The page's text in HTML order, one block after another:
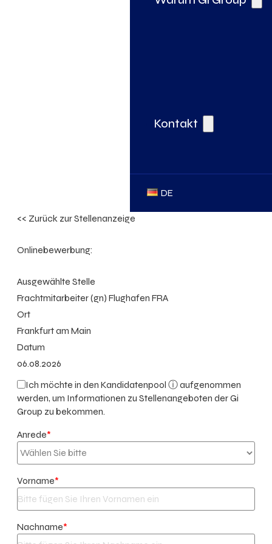
Kontakt
DE
<< Zurück zur Stellenanzeige
Onlinebewerbung:
Ausgewählte Stelle
Frachtmitarbeiter (gn) Flughafen FRA
Ort
Frankfurt am Main
Datum
06.08.2026
Ich möchte in denKandidatenpool ⓘaufgenommen
werden, um Informationen zu Stellenangeboten der Gi
Group zu bekommen.
Anrede*
Vorname*
Nachname*